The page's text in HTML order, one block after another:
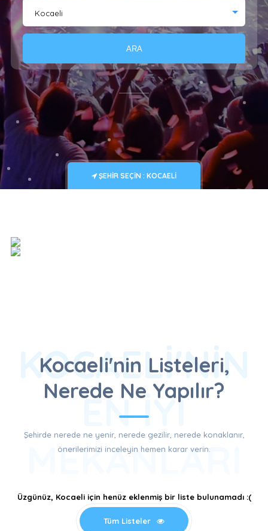
Kocaeli
ARA
ŞEHIR SEÇIN : KOCAELI
Kocaeli'nin Listeleri,
Nerede Ne Yapılır?
KOCAELI'NIN
EN İYI
MEKANLARI
Şehirde nerede ne yenir, nerede gezilir, nerede konaklanır,
önerilerimizi inceleyin hemen karar verin.
Üzgünüz, Kocaeli için henüz eklenmiş bir liste bulunamadı :(
Tüm Listeler